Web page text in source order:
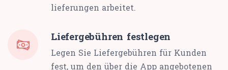
lieferungen arbeitet.
Liefergebühren festlegen
Legen Sie Liefergebühren für Kunden
fest, um den über die App angebotenen